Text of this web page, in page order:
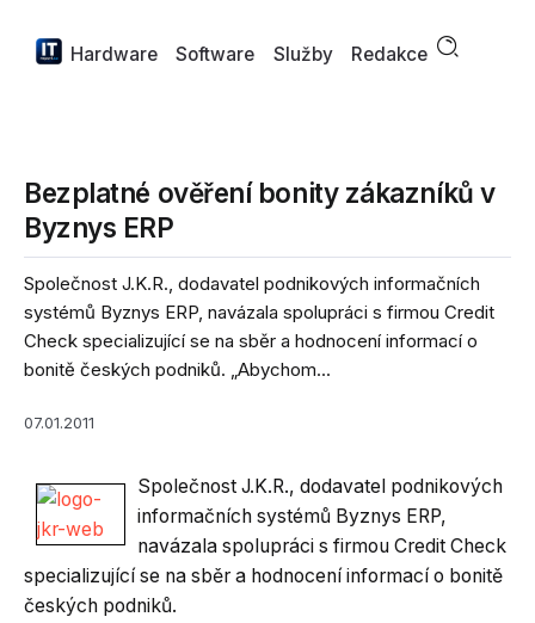
Hardware Software Služby Redakce
Bezplatné ověření bonity zákazníků v
Byznys ERP
Společnost J.K.R., dodavatel podnikových informačních
systémů Byznys ERP, navázala spolupráci s firmou Credit
Check specializující se na sběr a hodnocení informací o
bonitě českých podniků. „Abychom...
07.01.2011
Společnost J.K.R., dodavatel podnikových
informačních systémů Byznys ERP,
navázala spolupráci s firmou Credit Check
specializující se na sběr a hodnocení informací o bonitě
českých podniků.